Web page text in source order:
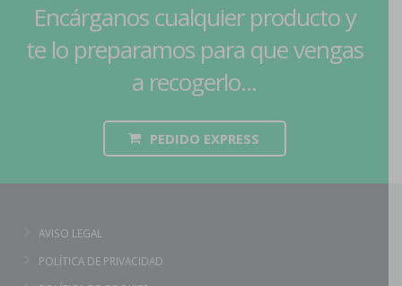
Encárganos cualquier producto y
te lo preparamos para que vengas
a recogerlo...
PEDIDO EXPRESS
AVISO LEGAL
POLÍTICA DE PRIVACIDAD